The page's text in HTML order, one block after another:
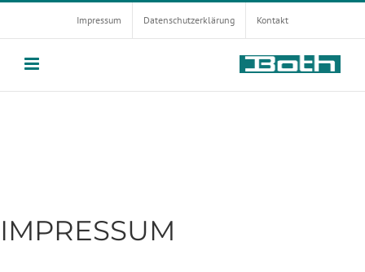
Impressum Datenschutzerklärung Kontakt
IMPRESSUM